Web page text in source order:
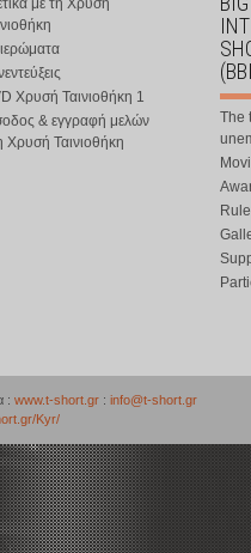
με τη Χρυσή
Χρυσή Ταινιοθήκη 1
& εγγραφή μελών
Χρυσή Ταινιοθήκη
The
: www.t-short.gr : info@t-short.gr
Kyr/